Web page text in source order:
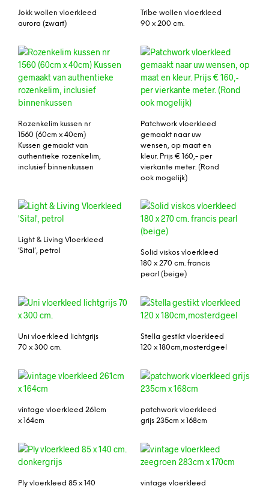
Jokk wollen vloerkleed
aurora (zwart)
Tribe wollen vloerkleed
90 x 200 cm.
Rozenkelim kussen nr
1560 (60cm x 40cm)
Kussen gemaakt van
authentieke rozenkelim,
inclusief binnenkussen
Patchwork vloerkleed
gemaakt naar uw
wensen, op maat en
kleur. Prijs € 160,- per
vierkante meter. (Rond
ook mogelijk)
Light & Living Vloerkleed
‘Sital’, petrol
Solid viskos vloerkleed
180 x 270 cm. francis
pearl (beige)
Uni vloerkleed lichtgrijs
70 x 300 cm.
Stella gestikt vloerkleed
120 x 180cm,mosterdgeel
vintage vloerkleed 261cm
x 164cm
patchwork vloerkleed
grijs 235cm x 168cm
Ply vloerkleed 85 x 140
vintage vloerkleed